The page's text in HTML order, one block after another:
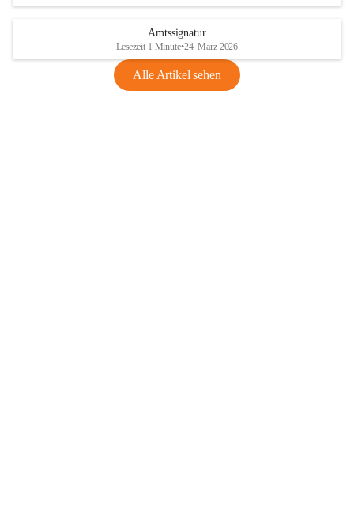
Amtssignatur
Lesezeit 1 Minute•24. März 2026
Alle Artikel sehen